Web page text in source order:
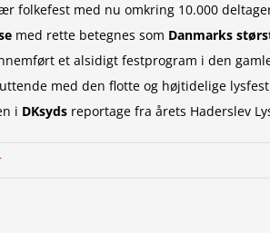
folkefest med nu omkring 10.000
med rette betegnes som Danmarks
et alsidigt festprogram i den
med den flotte og højtidelige
i DKsyds reportage fra årets Haderslev